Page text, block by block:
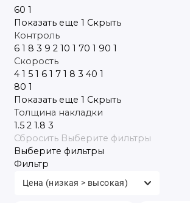
60 1
Показать еще 1 Скрыть
Контроль
6 1 8 3 9 2 10 1 70 1 90 1
Скорость
4 1 5 1 6 1 7 1 8 3 40 1
80 1
Показать еще 1 Скрыть
Толщина накладки
1.5 2 1.8 3
Сбросить Выберите фильтры
Выберите фильтры
Фильтр